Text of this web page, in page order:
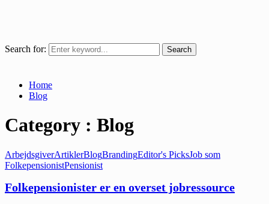
Search for: Search
Home
Blog
Category : Blog
ArbejdsgiverArtiklerBlogBrandingEditor's PicksJob som
FolkepensionistPensionist
Folkepensionister er en overset jobressource